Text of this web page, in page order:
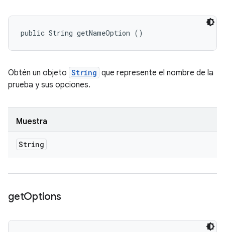
public String getNameOption ()
Obtén un objeto String que represente el nombre de la
prueba y sus opciones.
Muestra
String
getOptions